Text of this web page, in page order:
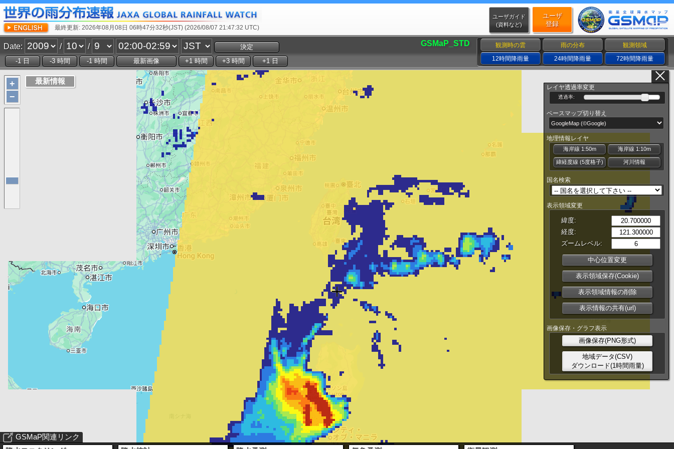
ユーザガイド
(資料など)
ユーザ
登録
最終更新: 2026年08月08日 06時47分32秒(JST) (2026/08/07 21:47:32 UTC)
Date: / / GSMaP_STD 観測時の雲 雨の分布
観測領域
12時間降雨量
24時間降雨量 72時間降雨量
レイヤ透過率変更
透過率:
ベースマップ切り替え
地理情報レイヤ
海岸線 1:50m 海岸線 1:10m
緯経度線 (5度格子) 河川情報
国名検索
表示領域変更
緯度:
経度:
ズームレベル:
中心位置変更
表示領域保存(Cookie)
表示領域情報の削除
表示情報の共有(url)
画像保存・グラフ表示
画像保存(PNG形式)
地域データ(CSV)
ダウンロード(1時間雨量)
+
−
GSMaP関連リンク